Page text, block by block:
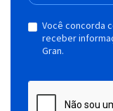
Você concorda
receber
Gran.